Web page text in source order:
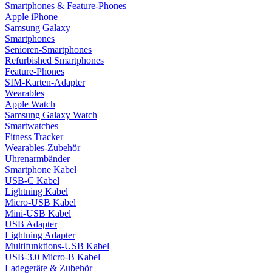
Smartphones & Feature-Phones
Apple iPhone
Samsung Galaxy
Smartphones
Senioren-Smartphones
Refurbished Smartphones
Feature-Phones
SIM-Karten-Adapter
Wearables
Apple Watch
Samsung Galaxy Watch
Smartwatches
Fitness Tracker
Wearables-Zubehör
Uhrenarmbänder
Smartphone Kabel
USB-C Kabel
Lightning Kabel
Micro-USB Kabel
Mini-USB Kabel
USB Adapter
Lightning Adapter
Multifunktions-USB Kabel
USB-3.0 Micro-B Kabel
Ladegeräte & Zubehör